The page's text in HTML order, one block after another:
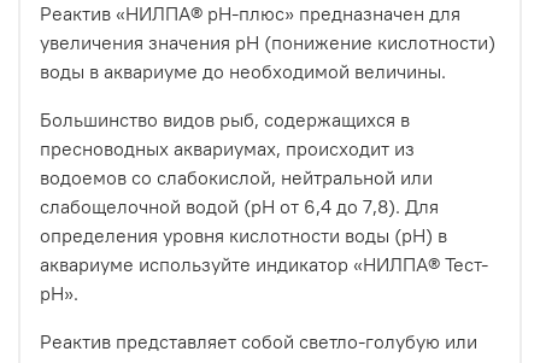
Реактив «НИЛПА® pH-плюс» предназначен для
увеличения значения рН (понижение кислотности)
воды в аквариуме до необходимой величины.
Большинство видов рыб, содержащихся в
пресноводных аквариумах, происходит из
водоемов со слабокислой, нейтральной или
слабощелочной водой (рН от 6,4 до 7,8). Для
определения уровня кислотности воды (рН) в
аквариуме используйте индикатор «НИЛПА® Тест-
pH».
Реактив представляет собой светло-голубую или